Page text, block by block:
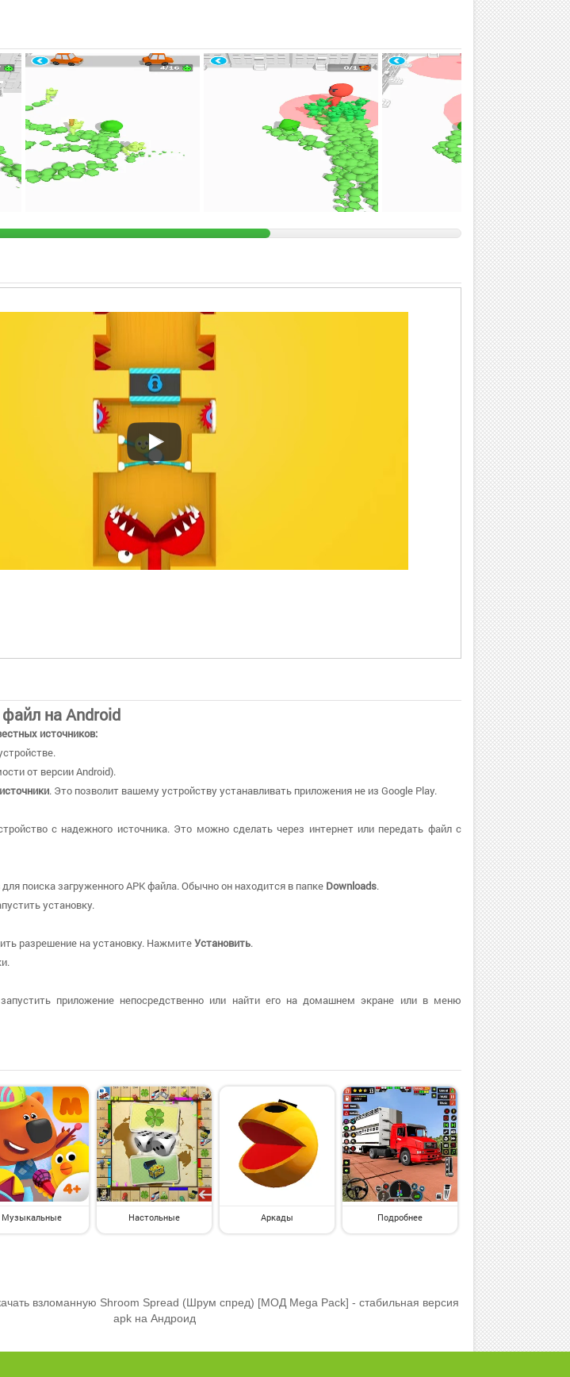
на Android
источников:
от версии Android).
. Это позволит вашему устройству устанавливать приложения не из Google Play.
с надежного источника. Это можно сделать через интернет или передать файл с
поиска загруженного APK файла. Обычно он находится в папке Downloads.
установку.
разрешение на установку. НажмитеУстановить.
приложение непосредственно или найти его на домашнем экране или в меню
Музыкальные Настольные Аркады Подробнее
взломанную Shroom Spread (Шрум спред) [МОД Mega Pack] - стабильная версия
apk на Андроид